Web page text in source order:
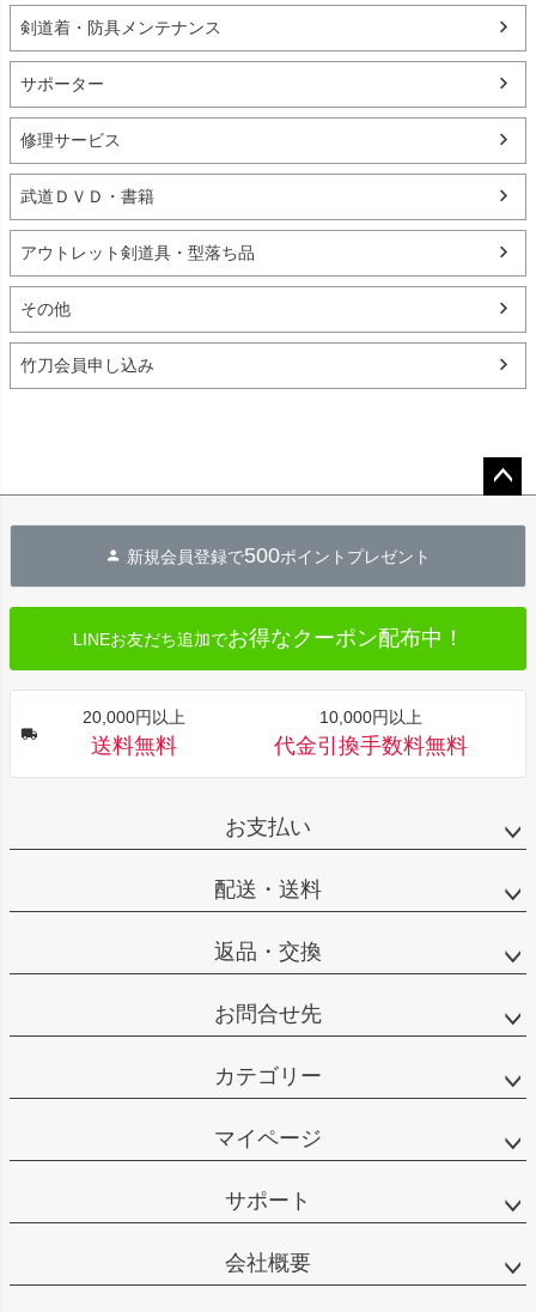
剣道着・防具メンテナンス
サポーター
修理サービス
武道ＤＶＤ・書籍
アウトレット剣道具・型落ち品
その他
竹刀会員申し込み
へ
新規会員登録で500ポイントプレゼント
LINEお友だち追加でお得なクーポン配布中！
20,000円以上
送料無料
10,000円以上
代金引換手数料無料
お支払い
配送・送料
返品・交換
お問合せ先
カテゴリー
マイページ
サポート
会社概要